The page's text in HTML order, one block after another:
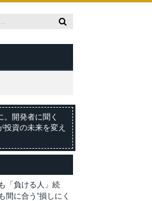
開発者に聞く
投資の未来を変え
「負ける人」続
間に合う“損しにく